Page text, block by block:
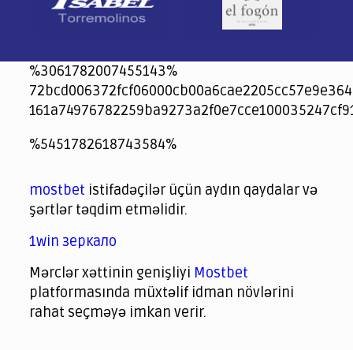
%3061782007455143%
jeetcity
1xbet
jeet city casino
%5451782618743584%
spintiger
Avabet
Spinrise
Crown Green
Crowngreen casino login
슈가 러쉬1000 슬롯
crazy time casino online
1xcasinozambia.com
codingworldnews.com
parimatch.kr
winorio
winorio casino
winorio
mostbet istifadəçilər üçün aydın qaydalar və
şərtlər təqdim etməlidir.
1win зеркало
Mərclər xəttinin genişliyi Mostbet
platformasında müxtəlif idman növlərini
rahat seçməyə imkan verir.